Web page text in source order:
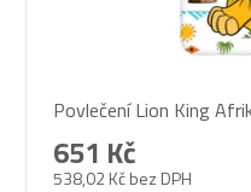
Povlečení Lion King
538,02 Kč bez DPH
651 Kč